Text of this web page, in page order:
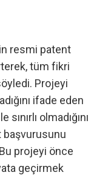
resmi patent
tüm fikri
Projeyi
ifade eden
olmadığını
başvurusunu
projeyi önce
geçirmek